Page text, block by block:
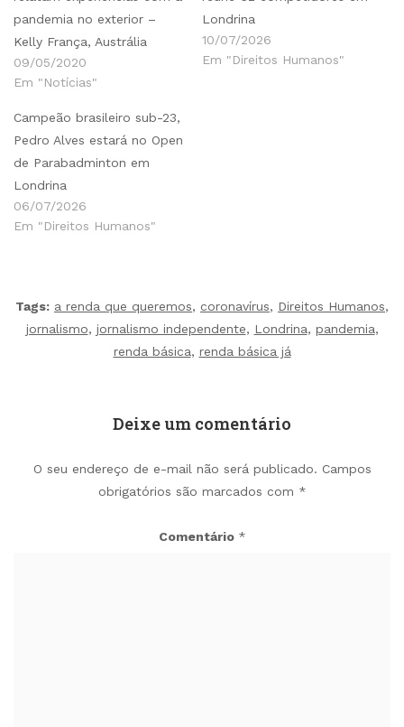
pandemia no exterior –
Kelly França, Austrália
09/05/2020
Em "Notícias"
Londrina
10/07/2026
Em "Direitos Humanos"
Campeão brasileiro sub-23,
Pedro Alves estará no Open
de Parabadminton em
Londrina
06/07/2026
Em "Direitos Humanos"
Tags: a renda que queremos, coronavírus, Direitos Humanos,
jornalismo, jornalismo independente, Londrina, pandemia,
renda básica, renda básica já
Deixe um comentário
O seu endereço de e-mail não será publicado. Campos
obrigatórios são marcados com *
Comentário *